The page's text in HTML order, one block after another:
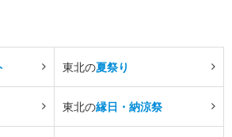
東北の夏祭り
東北の縁日・納涼祭